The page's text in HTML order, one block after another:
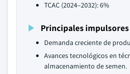
TCAC (2024–2032): 6%
Principales
Demanda creciente de
Avances tecnológicos en
almacenamiento de semen.